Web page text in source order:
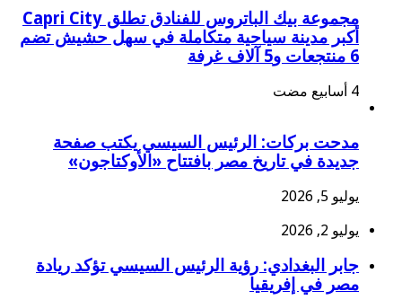
مجموعة بيك الباتروس للفنادق تطلق Capri City
أكبر مدينة سياحية متكاملة في سهل حشيش تضم
6 منتجعات و5 آلاف غرفة
مدحت بركات: الرئيس السيسي يكتب صفحة
جديدة في تاريخ مصر بافتتاح «الأوكتاجون»
يوليو 5, 2026
يوليو 2, 2026
جابر البغدادي: رؤية الرئيس السيسي تؤكد ريادة
مصر في إفريقيا